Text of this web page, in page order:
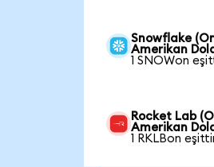
Snowflake
Amerikan
1 SNOWon
Rocket Lab
Amerikan
1 RKLBon